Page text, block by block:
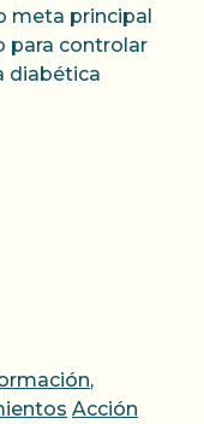
meta principal
para controlar
diabética
,
Etiquetas
Acción